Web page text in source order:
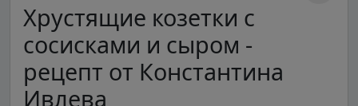
Хрустящие козетки с
сосисками и сыром -
рецепт от Константина
Ивлева